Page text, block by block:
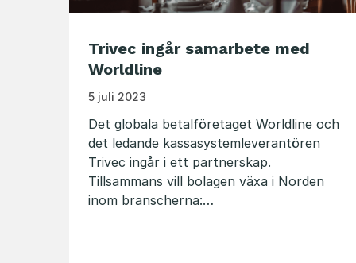
Trivec ingår samarbete med
Worldline
5 juli 2023
Det globala betalföretaget Worldline och
det ledande kassasystemleverantören
Trivec ingår i ett partnerskap.
Tillsammans vill bolagen växa i Norden
inom branscherna:…